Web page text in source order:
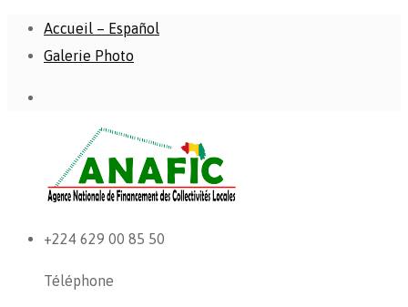
Accueil – Español
Galerie Photo
+224 629 00 85 50
Téléphone